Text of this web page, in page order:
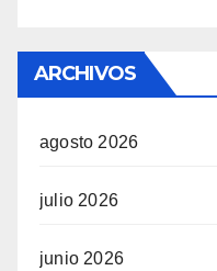
ARCHIVOS
agosto 2026
julio 2026
junio 2026